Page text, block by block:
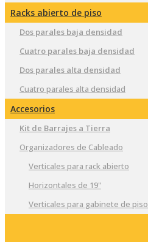
Racks abierto de piso
Dos parales baja densidad
Cuatro parales baja densidad
Dos parales alta densidad
Cuatro parales alta densidad
Accesorios
Kit de Barrajes a Tierra
Organizadores de Cableado
Verticales para rack abierto
Horizontales de 19"
Verticales para gabinete de piso